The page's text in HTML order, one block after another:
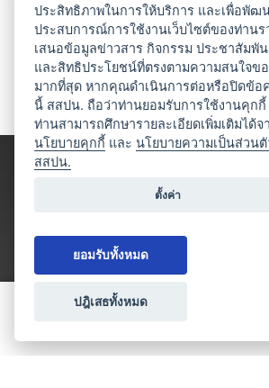
ประเภทธุรกิจไมซ์
ประสิทธิภาพในการให้บริการ และเพื่อพัฒ
ประสบการณ์การใช้งานเว็บไซต์ของท่านร
เสนอข้อมูลข่าวสาร กิจกรรม ประชาสัมพั
และสิทธิประโยชน์ที่ตรงตามความสนใจข
มากที่สุด หากคุณดำเนินการต่อหรือปิดข้อ
นี้ สสปน. ถือว่าท่านยอมรับการใช้งานคุกกี้
ท่านสามารถศึกษารายละเอียดเพิ่มเติมได้จ
นโยบายคุกกี้ และนโยบายความเป็นส่วน
สสปน.
ตั้งค่า
ยอมรับทั้งหมด
ปฎิเสธทั้งหมด